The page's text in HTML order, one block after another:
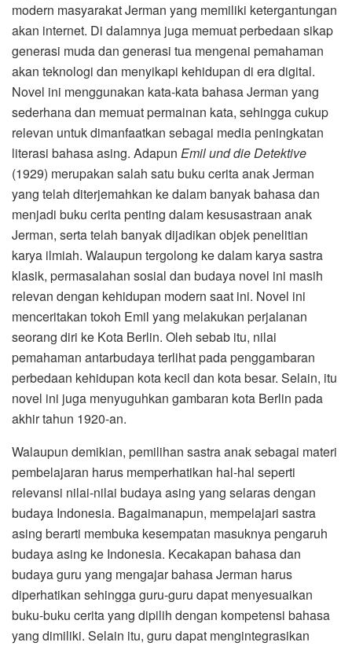
modern masyarakat Jerman yang memiliki ketergantungan
akan internet. Di dalamnya juga memuat perbedaan sikap
generasi muda dan generasi tua mengenai pemahaman
akan teknologi dan menyikapi kehidupan di era digital.
Novel ini menggunakan kata-kata bahasa Jerman yang
sederhana dan memuat permainan kata, sehingga cukup
relevan untuk dimanfaatkan sebagai media peningkatan
literasi bahasa asing. Adapun Emil und die Detektive
(1929) merupakan salah satu buku cerita anak Jerman
yang telah diterjemahkan ke dalam banyak bahasa dan
menjadi buku cerita penting dalam kesusastraan anak
Jerman, serta telah banyak dijadikan objek penelitian
karya ilmiah. Walaupun tergolong ke dalam karya sastra
klasik, permasalahan sosial dan budaya novel ini masih
relevan dengan kehidupan modern saat ini. Novel ini
menceritakan tokoh Emil yang melakukan perjalanan
seorang diri ke Kota Berlin. Oleh sebab itu, nilai
pemahaman antarbudaya terlihat pada penggambaran
perbedaan kehidupan kota kecil dan kota besar. Selain, itu
novel ini juga menyuguhkan gambaran kota Berlin pada
akhir tahun 1920-an.
Walaupun demikian, pemilihan sastra anak sebagai materi
pembelajaran harus memperhatikan hal-hal seperti
relevansi nilai-nilai budaya asing yang selaras dengan
budaya Indonesia. Bagaimanapun, mempelajari sastra
asing berarti membuka kesempatan masuknya pengaruh
budaya asing ke Indonesia. Kecakapan bahasa dan
budaya guru yang mengajar bahasa Jerman harus
diperhatikan sehingga guru-guru dapat menyesuaikan
buku-buku cerita yang dipilih dengan kompetensi bahasa
yang dimiliki. Selain itu, guru dapat mengintegrasikan